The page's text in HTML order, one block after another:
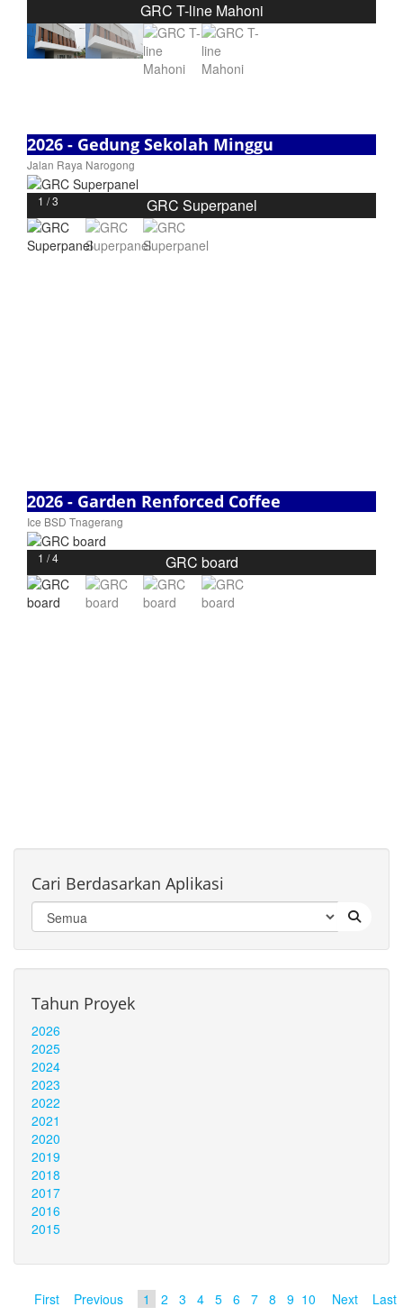
GRC T-line Mahoni
2026 - Gedung Sekolah Minggu
Jalan Raya Narogong
1 / 3 GRC Superpanel
2026 - Garden Renforced Coffee
Ice BSD Tnagerang
1 / 4 GRC board
Cari Berdasarkan Aplikasi
Tahun Proyek
2026
2025
2024
2023
2022
2021
2020
2019
2018
2017
2016
2015
First Previous 1 2 3 4 5 6 7 8 9 10 Next Last